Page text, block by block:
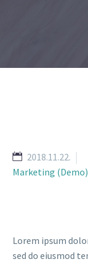
2018.11.22.
Marketing (Demo)
Lorem ipsum
sed do eiusmod